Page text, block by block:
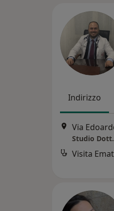
Indirizzo
Via
Studio
Visita